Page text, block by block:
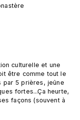
culturelle et une
être comme tout le
par 5 prières, jeûne
fortes...Ça heurte,
façons (souvent à